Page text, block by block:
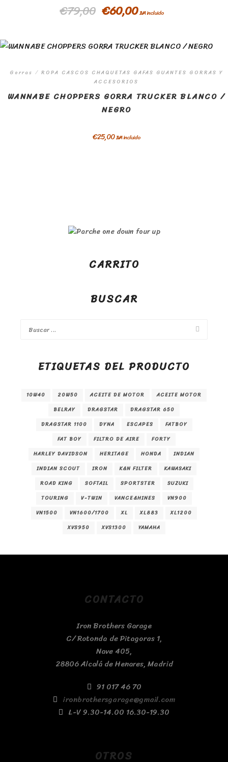
€79,00 €60,00IVA incluido
Gorras / ROPA CASCOS CHAQUETAS GAFAS GUANTES GORRAS Y
ACCESORIOS
WANNABE CHOPPERS GORRA TRUCKER BLANCO /
NEGRO
€25,00IVA incluido
CARRITO
BUSCAR
ETIQUETAS DEL PRODUCTO
10W40 20W50 ACEITE DE MOTOR
ACEITE MOTOR
BELRAY
DRAGSTAR
DRAGSTAR 650
DRAGSTAR 1100
DYNA ESCAPES
FATBOY
FAT BOY
FILTRO DE AIRE
FORTY
HARLEY DAVIDSON
HERITAGE HONDA
INDIAN
INDIAN SCOUT
IRON K&N FILTER
KAWASAKI
ROAD KING
SOFTAIL SPORTSTER
SUZUKI
TOURING
V-TWIN VANCE&HINES
VN900
VN1500
VN1600/1700 XL XL883
XL1200
XVS950
XVS1300 YAMAHA
CONTACTO
Iron Brothers Garage
C/ Rotonda de Pitagoras 1,
Nave 405,
28806 Alcalá de Henares, Madrid
91 017 46 70
ironbrothersgarage@gmail.com
L-V 9.30-14.00 16.30-19.30
OTROS